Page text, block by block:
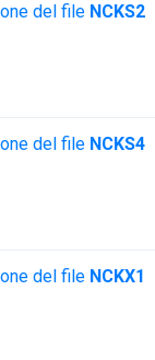
del file NCKS2
del file NCKS4
del file NCKX1